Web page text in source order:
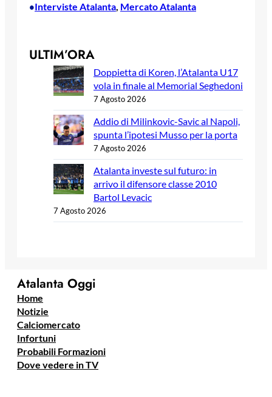
•Interviste Atalanta, Mercato Atalanta
ULTIM’ORA
Doppietta di Koren, l’Atalanta U17
vola in finale al Memorial Seghedoni
7 Agosto 2026
Addio di Milinkovic-Savic al Napoli,
spunta l’ipotesi Musso per la porta
7 Agosto 2026
Atalanta investe sul futuro: in
arrivo il difensore classe 2010
Bartol Levacic
7 Agosto 2026
Atalanta Oggi
Home
Notizie
Calciomercato
Infortuni
Probabili Formazioni
Dove vedere in TV